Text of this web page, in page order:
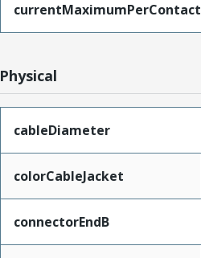
currentMaximumPerContact
Physical
cableDiameter
colorCableJacket
connectorEndB